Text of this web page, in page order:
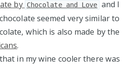
by Chocolate and Love and I
seemed very similar to
which is also made by the
.
in my wine cooler there was